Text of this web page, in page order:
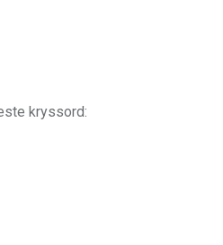
kryssord: